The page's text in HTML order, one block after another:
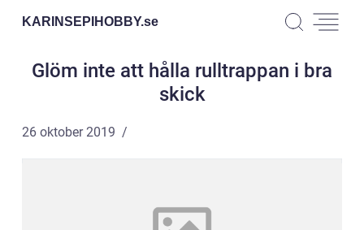
KARINSEPIHOBBY.se
Glöm inte att hålla rulltrappan i bra
skick
26 oktober 2019